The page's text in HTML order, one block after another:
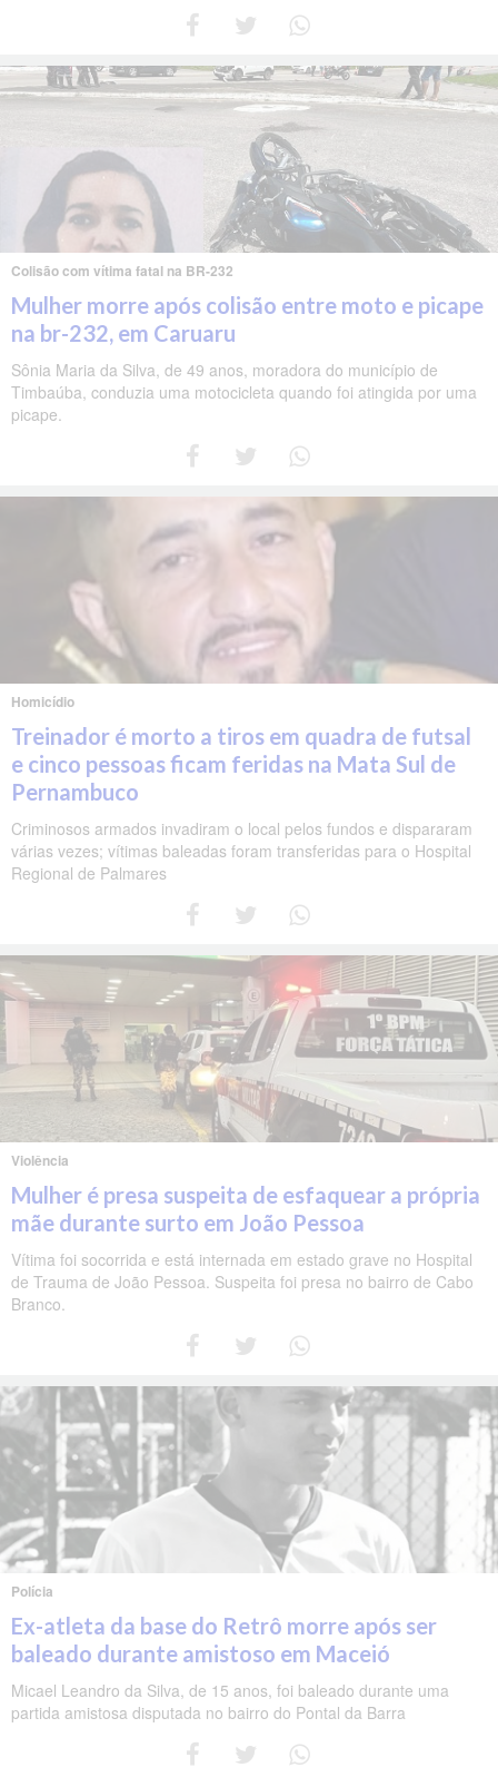
Colisão com vítima fatal na BR-232
Mulher morre após colisão entre moto e picape
na br-232, em Caruaru
Sônia Maria da Silva, de 49 anos, moradora do município de
Timbaúba, conduzia uma motocicleta quando foi atingida por uma
picape.
Homicídio
Treinador é morto a tiros em quadra de futsal
e cinco pessoas ficam feridas na Mata Sul de
Pernambuco
Criminosos armados invadiram o local pelos fundos e dispararam
várias vezes; vítimas baleadas foram transferidas para o Hospital
Regional de Palmares
Violência
Mulher é presa suspeita de esfaquear a própria
mãe durante surto em João Pessoa
Vítima foi socorrida e está internada em estado grave no Hospital
de Trauma de João Pessoa. Suspeita foi presa no bairro de Cabo
Branco.
Polícia
Ex-atleta da base do Retrô morre após ser
baleado durante amistoso em Maceió
Micael Leandro da Silva, de 15 anos, foi baleado durante uma
partida amistosa disputada no bairro do Pontal da Barra